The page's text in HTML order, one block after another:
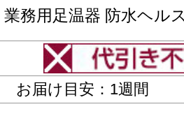
業務用足温器 防水ヘル
お届け目安：1週間